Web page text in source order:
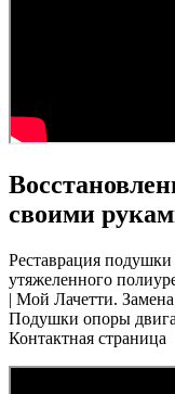
своими
Реставрация
утяжеленного
| Мой Лачетти.
Подушки опоры
Контактная страница